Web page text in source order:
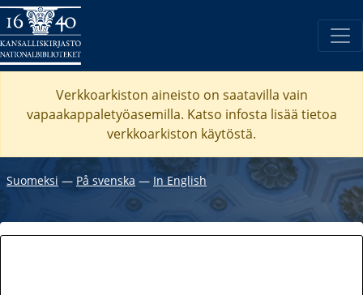
Verkkoarkiston aineisto on saatavilla vain
vapaakappaletyöasemilla. Katso infosta lisää tietoa
verkkoarkiston käytöstä.
Suomeksi ― På svenska ― In English